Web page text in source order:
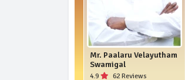
Mr. Paalaru Velayutham
Swamigal
4.9 62 Reviews